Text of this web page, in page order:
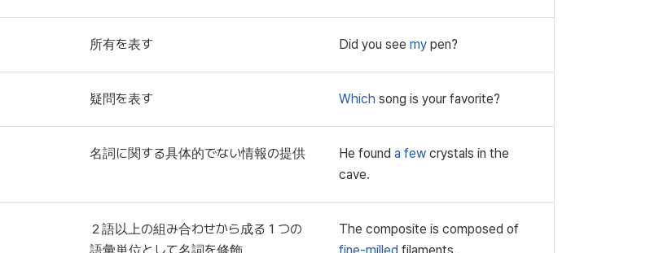
所有を表す Did you see my pen?
疑問を表す Which song is your favorite?
名詞に関する具体的でない情報の提供 He found a few crystals in the
cave.
２語以上の組み合わせから成る１つの
The composite is composed of